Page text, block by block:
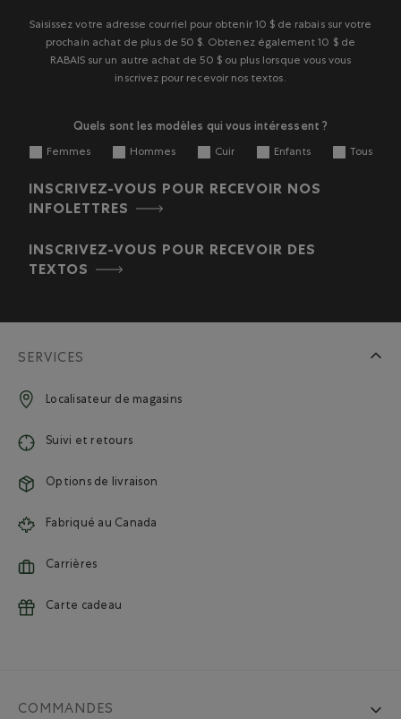
Saisissez votre adresse courriel pour obtenir 10 $ de rabais sur votre
prochain achat de plus de 50 $. Obtenez également 10 $ de
RABAIS sur un autre achat de 50 $ ou plus lorsque vous vous
inscrivez pour recevoir nos textos.
Quels sont les modèles qui vous intéressent ?
Femmes Hommes Cuir Enfants Tous
INSCRIVEZ-VOUS POUR RECEVOIR NOS
INFOLETTRES
INSCRIVEZ-VOUS POUR RECEVOIR DES
TEXTOS
SERVICES
Localisateur de magasins
Suivi et retours
Options de livraison
Fabriqué au Canada
Carrières
Carte cadeau
COMMANDES